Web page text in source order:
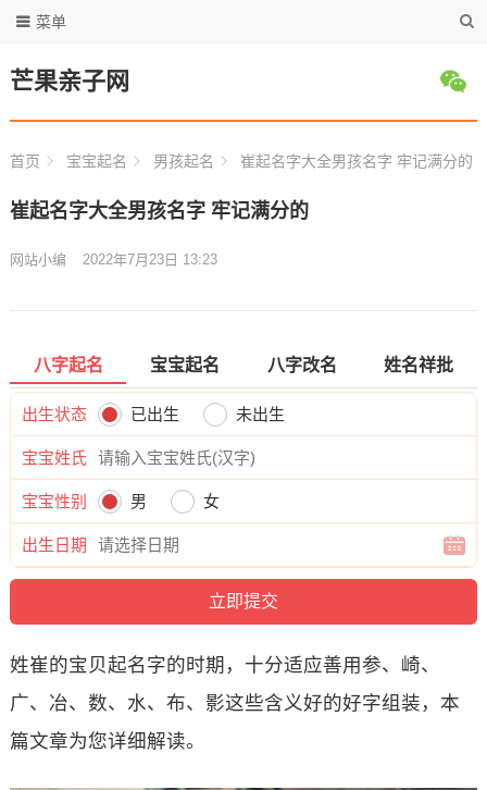
芒果亲子网
菜单
首页 宝宝起名 男孩起名 崔起名字大全男孩名字 牢记满分的
崔起名字大全男孩名字 牢记满分的
网站小编 2022年7月23日 13:23
八字起名 宝宝起名 八字改名 姓名祥批
出生状态 已出生 未出生
宝宝姓氏
宝宝性别 男 女
出生日期
姓崔的宝贝起名字的时期，十分适应善用参、崎、
广、冶、数、水、布、影这些含义好的好字组装，本
篇文章为您详细解读。